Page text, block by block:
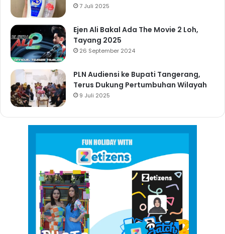
7 Juli 2025
Ejen Ali Bakal Ada The Movie 2 Loh,
Tayang 2025
26 September 2024
PLN Audiensi ke Bupati Tangerang,
Terus Dukung Pertumbuhan Wilayah
9 Juli 2025